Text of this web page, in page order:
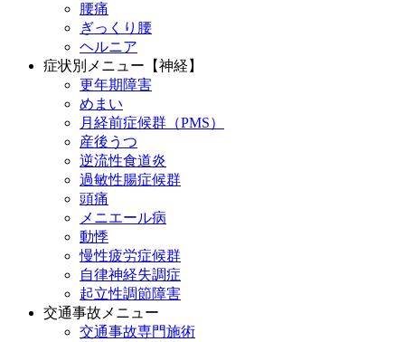
腰痛
ぎっくり腰
ヘルニア
症状別メニュー【神経】
更年期障害
めまい
月経前症候群（PMS）
産後うつ
逆流性食道炎
過敏性腸症候群
頭痛
メニエール病
動悸
慢性疲労症候群
自律神経失調症
起立性調節障害
交通事故メニュー
交通事故専門施術